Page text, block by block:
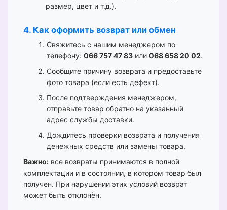
размер, цвет и т.д.).
4. Как оформить возврат или обмен
Свяжитесь с нашим менеджером по
телефону: 066 757 47 83 или 068 658 20 02.
Сообщите причину возврата и предоставьте
фото товара (если есть дефект).
После подтверждения менеджером,
отправьте товар обратно на указанный
адрес службы доставки.
Дождитесь проверки возврата и получения
денежных средств или замены товара.
Важно: все возвраты принимаются в полной
комплектации и в состоянии, в котором товар был
получен. При нарушении этих условий возврат
может быть отклонён.